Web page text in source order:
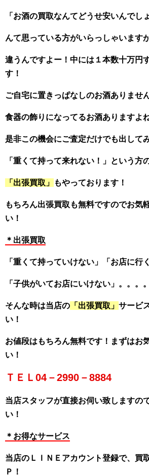
「お酒の買取なんてどうせ安いんでし
んて思っている方がいらっしゃいますが
違うんですよー！中には１本数十万円
す！
ご自宅に置きっぱなしのお酒ありませ
食器の飾りになってるお酒ありますよ
是非この機会にご査定だけでも出して
「重くて持って来れない！」という方
「出張買取」 もやっております！
もちろん出張買取も無料ですのでお気
い！
＊出張買取
「重くて持っていけない」「お店に行
「子供がいてお店にいけない」。。。。
そんな時は当店の 「出張買取」 サービ
い！
お値段はもちろん無料です！まずはお
い！
ＴＥＬ04－2990－8884
当店スタッフが直接お伺い致しますの
い！
＊お得なサービス
当店のＬＩＮＥアカウント登録で、買
Ｐ！